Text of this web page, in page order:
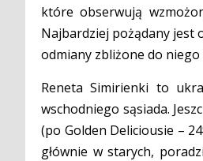
które obserwują
Najbardziej pożądany jest
odmiany zbliżone do
Reneta Simirienki to
wschodniego sąsiada.
(po Golden Deliciousie –
głównie w starych,